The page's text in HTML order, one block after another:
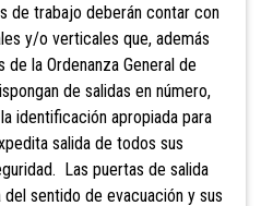
de trabajo deberán contar con
y/o verticales que, además
la Ordenanza General de
de salidas en número,
identificación apropiada para
salida de todos sus
Las puertas de salida
sentido de evacuación y sus